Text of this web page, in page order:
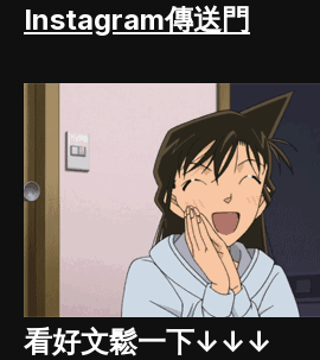
Instagram傳送門
看好文鬆一下↓↓↓